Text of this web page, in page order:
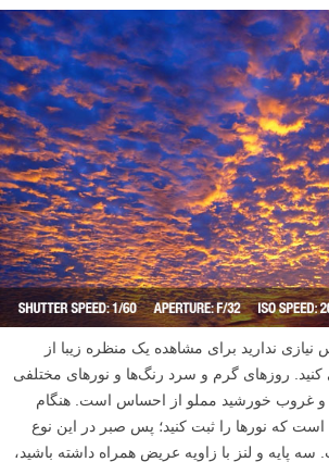
ندارید برای مشاهده یک منظره زیبا از
روزهای گرم و سرد رنگ‌ها و نورهای مختلفی
و غروب خورشید مملو از احساس است. هنگام
که نورها را ثبت کنید؛ پس صبر در این نوع
پایه و لنز با زاویه عریض همراه داشته باشید،